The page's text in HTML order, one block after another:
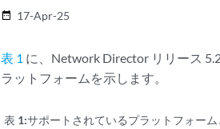
date_range 17-Apr-25
表 1 に、Network Director リリース
ラットフォームを示します。
表 1:サポートされているプラットフォー